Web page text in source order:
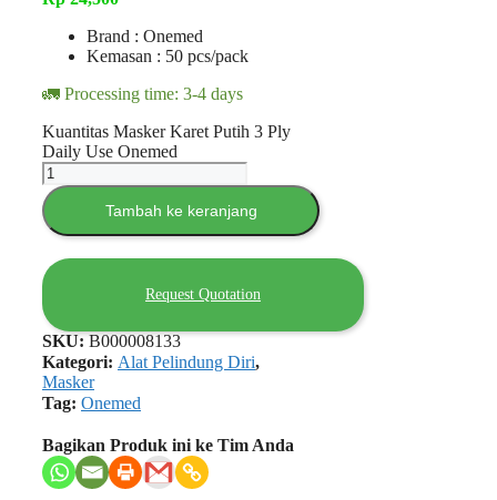
Brand : Onemed
Kemasan : 50 pcs/pack
🚛 Processing time: 3-4 days
Kuantitas Masker Karet Putih 3 Ply
Daily Use Onemed
Tambah ke keranjang
Request Quotation
SKU: B000008133
Kategori: Alat Pelindung Diri,
Masker
Tag: Onemed
Bagikan Produk ini ke Tim Anda